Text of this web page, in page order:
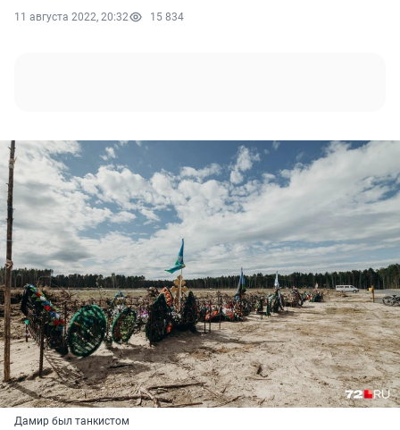
11 августа 2022, 20:32 15 834
Дамир был танкистом